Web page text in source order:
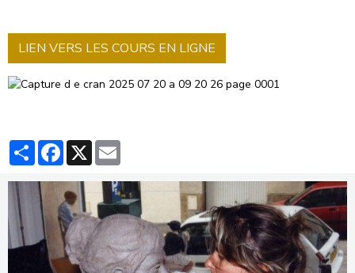
LIEN VERS LES COURS EN LIGNE
PartagerFacebook
X